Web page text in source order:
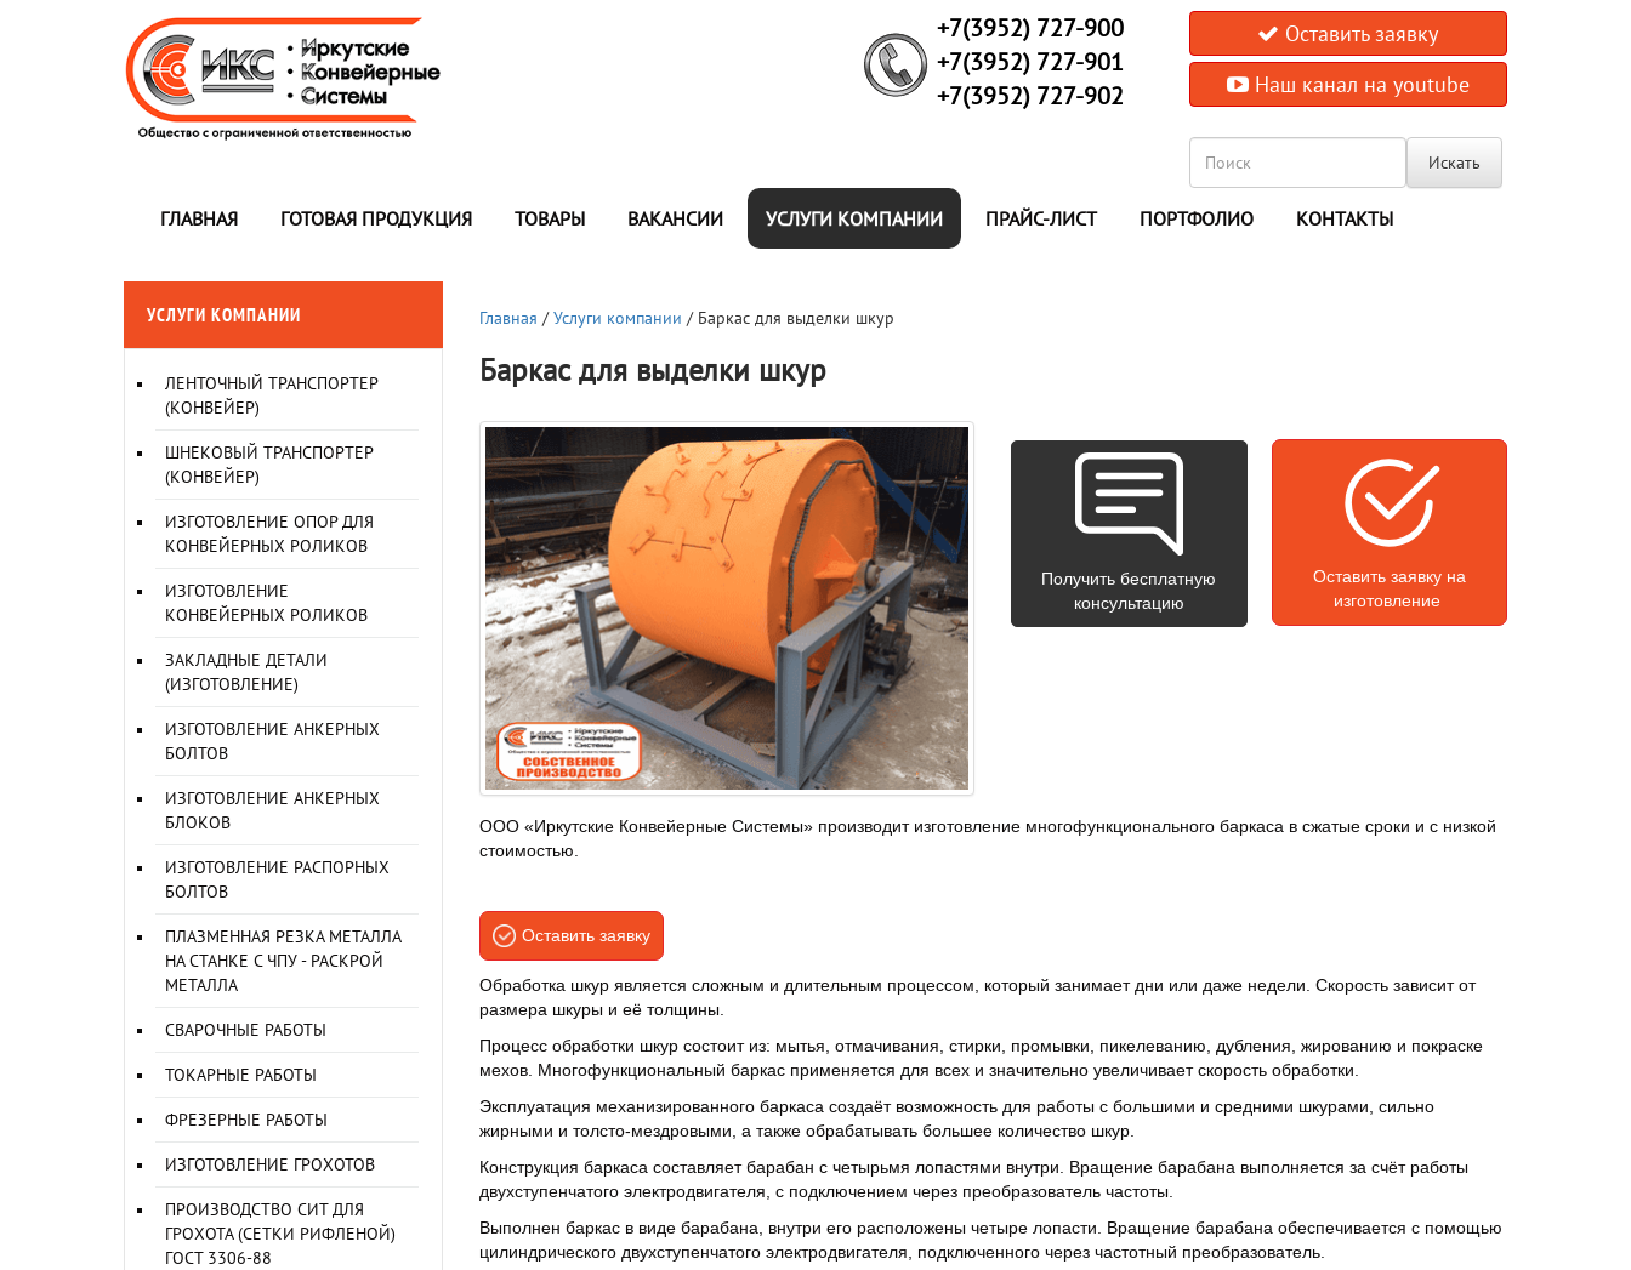
+7(3952) 727-900
+7(3952) 727-901
+7(3952) 727-902
Оставить заявку
Наш канал на youtube
Искать
ГЛАВНАЯ ГОТОВАЯ ПРОДУКЦИЯ ТОВАРЫ ВАКАНСИИ УСЛУГИ КОМПАНИИ ПРАЙС-ЛИСТ ПОРТФОЛИО КОНТАКТЫ
УСЛУГИ КОМПАНИИ
ЛЕНТОЧНЫЙ ТРАНСПОРТЕР
(КОНВЕЙЕР)
ШНЕКОВЫЙ ТРАНСПОРТЕР
(КОНВЕЙЕР)
ИЗГОТОВЛЕНИЕ ОПОР ДЛЯ
КОНВЕЙЕРНЫХ РОЛИКОВ
ИЗГОТОВЛЕНИЕ
КОНВЕЙЕРНЫХ РОЛИКОВ
ЗАКЛАДНЫЕ ДЕТАЛИ
(ИЗГОТОВЛЕНИЕ)
ИЗГОТОВЛЕНИЕ АНКЕРНЫХ
БОЛТОВ
ИЗГОТОВЛЕНИЕ АНКЕРНЫХ
БЛОКОВ
ИЗГОТОВЛЕНИЕ РАСПОРНЫХ
БОЛТОВ
ПЛАЗМЕННАЯ РЕЗКА МЕТАЛЛА
НА СТАНКЕ С ЧПУ - РАСКРОЙ
МЕТАЛЛА
СВАРОЧНЫЕ РАБОТЫ
ТОКАРНЫЕ РАБОТЫ
ФРЕЗЕРНЫЕ РАБОТЫ
ИЗГОТОВЛЕНИЕ ГРОХОТОВ
ПРОИЗВОДСТВО СИТ ДЛЯ
ГРОХОТА (СЕТКИ РИФЛЕНОЙ)
ГОСТ 3306-88
Главная /Услуги компании / Баркас для выделки шкур
Баркас для выделки шкур
Получить бесплатную
консультацию
Оставить заявку на
изготовление
ООО «Иркутские Конвейерные Системы» производит изготовление многофункционального баркаса в сжатые сроки и с низкой
стоимостью.
Оставить заявку
Обработка шкур является сложным и длительным процессом, который занимает дни или даже недели. Скорость зависит от
размера шкуры и её толщины.
Процесс обработки шкур состоит из: мытья, отмачивания, стирки, промывки, пикелеванию, дубления, жированию и покраске
мехов. Многофункциональный баркас применяется для всех и значительно увеличивает скорость обработки.
Эксплуатация механизированного баркаса создаёт возможность для работы с большими и средними шкурами, сильно
жирными и толсто-мездровыми, а также обрабатывать большее количество шкур.
Конструкция баркаса составляет барабан с четырьмя лопастями внутри. Вращение барабана выполняется за счёт работы
двухступенчатого электродвигателя, с подключением через преобразователь частоты.
Выполнен баркас в виде барабана, внутри его расположены четыре лопасти. Вращение барабана обеспечивается с помощью
цилиндрического двухступенчатого электродвигателя, подключенного через частотный преобразователь.